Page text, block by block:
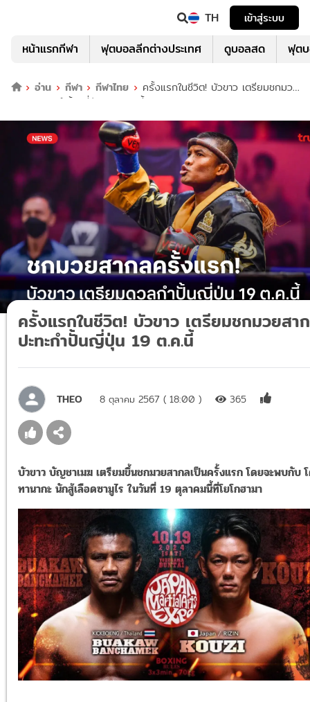
TH เข้าสู่ระบบ
หน้าแรกกีฬา ฟุตบอลลีกต่างประเทศ ดูบอลสด ฟุต
อ่าน กีฬา กีฬาไทย
ครั้งแรกในชีวิต! บัวขาว เตรียมชกมวย
สากล ปะทะกำปั้นญี่ปุ่น 19 ต.ค.นี้
ครั้งแรกในชีวิต! บัวขาว เตรียมชกมวยสา
ปะทะกำปั้นญี่ปุ่น 19 ต.ค.นี้
THEO 8 ตุลาคม 2567 ( 18:00 ) 365
บัวขาว บัญชาเมฆ เตรียมขึ้นชกมวยสากลเป็นครั้งแรก โดยจะพบกับ
ทานากะ นักสู้เลือดซามูไร ในวันที่ 19 ตุลาคมนี้ที่โยโกฮามา